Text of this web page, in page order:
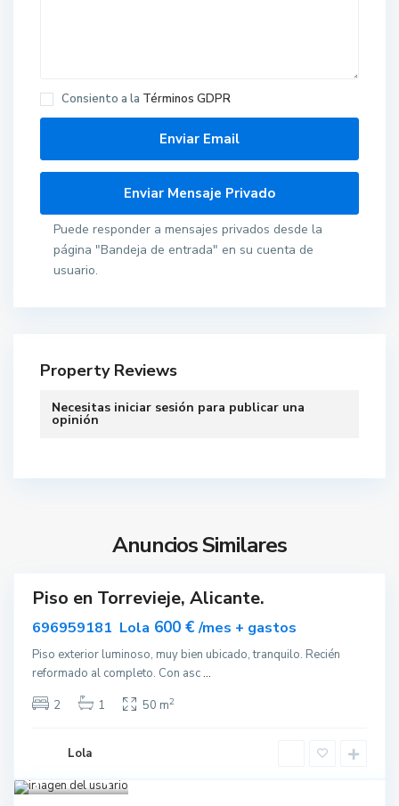
Consiento a la Términos GDPR
Puede responder a mensajes privados desde la
página "Bandeja de entrada" en su cuenta de
usuario.
Property Reviews
Necesitas iniciar sesión para publicar una
opinión
Anuncios Similares
T
Piso en Torrevieje, Alicante.
696959181 Lola 600 €/mes + gastos
Piso exterior luminoso, muy bien ubicado, tranquilo. Recién
reformado al completo. Con asc...
2
1 50 m2
Lola
Torrevieja